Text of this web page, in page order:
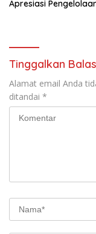
Apresiasi
Tinggalkan
Alamat email Anda
ditandai *